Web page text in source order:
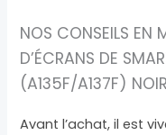
NOS CONSEILS EN
D’ÉCRANS DE
(A135F/A137F) NOIR
Avant l’achat, il est